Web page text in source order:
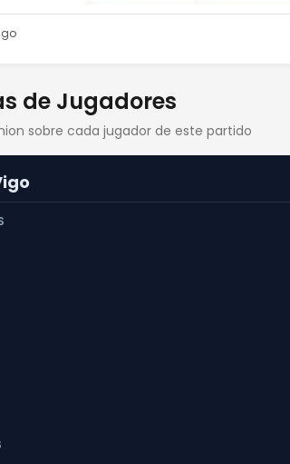
de Jugadores
sobre cada jugador de este partido